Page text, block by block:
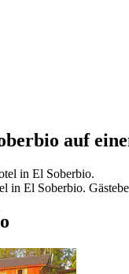
auf
in El Soberbio.
in El Soberbio.